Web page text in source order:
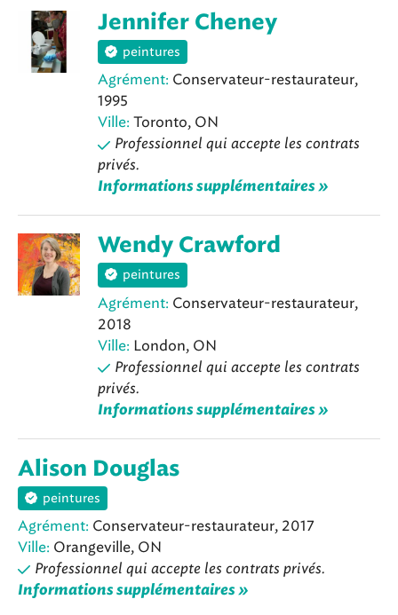
Jennifer Cheney
peintures
Agrément: Conservateur-restaurateur,
1995
Ville: Toronto, ON
Professionnel qui accepte les contrats
privés.
Informations supplémentaires »
Wendy Crawford
peintures
Agrément: Conservateur-restaurateur,
2018
Ville: London, ON
Professionnel qui accepte les contrats
privés.
Informations supplémentaires »
Alison Douglas
peintures
Agrément: Conservateur-restaurateur, 2017
Ville: Orangeville, ON
Professionnel qui accepte les contrats privés.
Informations supplémentaires »